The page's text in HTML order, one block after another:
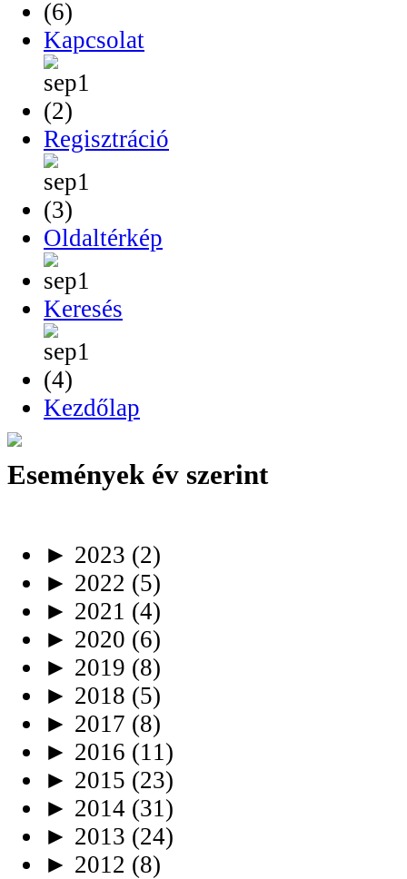
Kapcsolat
Regisztráció
Oldaltérkép
Keresés
Kezdőlap
Események év szerint
► 2023 (2)
► 2022 (5)
► 2021 (4)
► 2020 (6)
► 2019 (8)
► 2018 (5)
► 2017 (8)
► 2016 (11)
► 2015 (23)
► 2014 (31)
► 2013 (24)
► 2012 (8)